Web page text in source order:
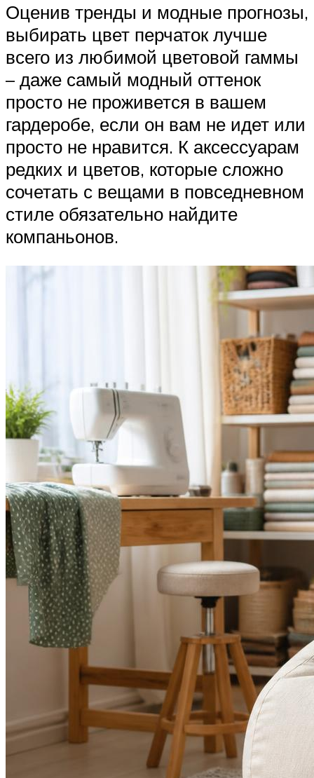
Оценив тренды и модные прогнозы,
выбирать цвет перчаток лучше
всего из любимой цветовой гаммы
– даже самый модный оттенок
просто не проживется в вашем
гардеробе, если он вам не идет или
просто не нравится. К аксессуарам
редких и цветов, которые сложно
сочетать с вещами в повседневном
стиле обязательно найдите
компаньонов.